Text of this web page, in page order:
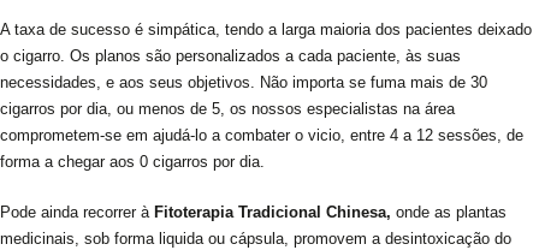
A taxa de sucesso é simpática, tendo a larga maioria dos pacientes deixado
o cigarro. Os planos são personalizados a cada paciente, às suas
necessidades, e aos seus objetivos. Não importa se fuma mais de 30
cigarros por dia, ou menos de 5, os nossos especialistas na área
comprometem-se em ajudá-lo a combater o vicio, entre 4 a 12 sessões, de
forma a chegar aos 0 cigarros por dia.
Pode ainda recorrer à Fitoterapia Tradicional Chinesa, onde as plantas
medicinais, sob forma liquida ou cápsula, promovem a desintoxicação do